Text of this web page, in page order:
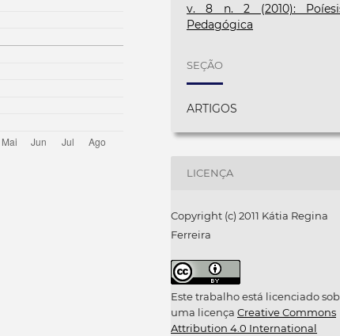
v. 8 n. 2 (2010):
Pedagógica
SEÇÃO
ARTIGOS
LICENÇA
Copyright (c) 2011 Kátia Regina
Ferreira
Este trabalho está licenciado sob
uma licença Creative Commons
Attribution 4.0 International